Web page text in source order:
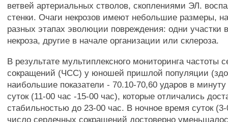
ветвей артериальных стволов, скоплениями ЭЛ.
стенки. Очаги некрозов имеют небольшие размеры,
разных этапах эволюции повреждения: одни участки
некроза, другие в начале организации или склероза.
В результате мультиплексного мониторинга частоты
сокращений (ЧСС) у юношей пришлой популяции
наибольшие показатели - 70.10-70,60 ударов в
суток (11-00 час -15-00 час), которые отличались
стабильностью до 23-00 час. В ночное время суток
число сердечных сокращений достоверно